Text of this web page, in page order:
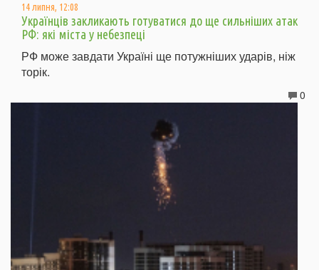
14 липня, 12:08
Українців закликають готуватися до ще сильніших атак
РФ: які міста у небезпеці
РФ може завдати Україні ще потужніших ударів, ніж
торік.
0